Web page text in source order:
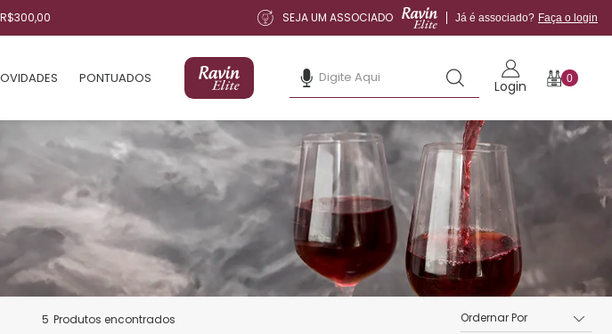
SEJA UM ASSOCIADO Já é associado? Faça o login
PONTUADOS Login 0
5 Produtos encontrados